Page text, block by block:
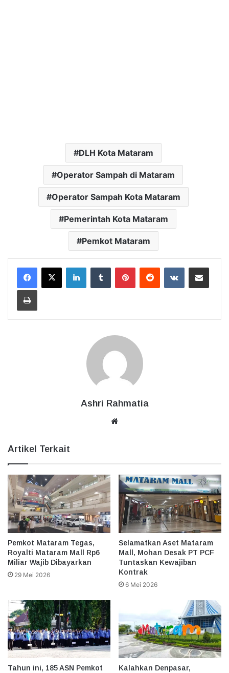
DLH Kota Mataram
Operator Sampah di Mataram
Operator Sampah Kota Mataram
Pemerintah Kota Mataram
Pemkot Mataram
LinkedInTumblr PinterestReddit VKontakteBagikan Lewat Email
Cetak
Ashri Rahmatia
Artikel Terkait
Pemkot Mataram Tegas,
Royalti Mataram Mall Rp6
Miliar Wajib Dibayarkan
29 Mei 2026
Selamatkan Aset Mataram
Mall, Mohan Desak PT PCF
Tuntaskan Kewajiban
Kontrak
6 Mei 2026
Tahun ini, 185 ASN Pemkot
Kalahkan Denpasar,